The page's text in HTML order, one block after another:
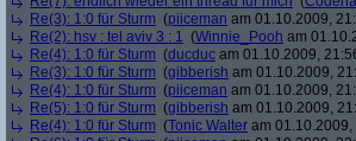
Re(3): 1:0 für Sturm (piiceman am 01.10.2009,
Re(2): hsv : tel aviv 3 : 1 (Winnie_Pooh am
Re(4): 1:0 für Sturm (ducduc am 01.10.2009,
Re(3): 1:0 für Sturm (gibberish am 01.10.2009,
Re(4): 1:0 für Sturm (piiceman am 01.10.2009,
Re(5): 1:0 für Sturm (gibberish am 01.10.2009,
Re(4): 1:0 für Sturm (Tonic Walter am 01.10.2009,